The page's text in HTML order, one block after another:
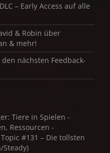
– Early Access auf alle
& Robin über
& mehr!
nächsten Feedback-
Tiere in Spielen -
Ressourcen -
#131 – Die tollsten
Steady)